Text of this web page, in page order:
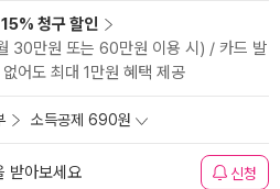
청구 할인
30만원 또는 60만원 이용 시) / 카드 발
어도 최대 1만원 혜택 제공
소득공제 690원
받아보세요 신청